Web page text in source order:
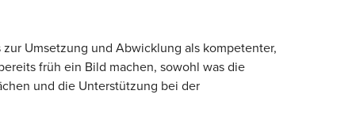
Umsetzung und Abwicklung als kompetenter,
früh ein Bild machen, sowohl was die
und die Unterstützung bei der